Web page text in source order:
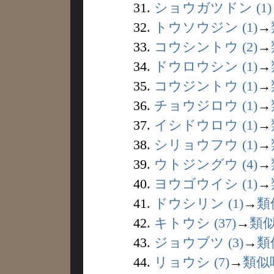
31. ショウガツドン (1)
32.
トウソウジン (1)→
33. コウシントウ (2)→
34.
ドウロウシン (1)→
35. コウジントウ (1)→
36. チョウジロウ (1)→
37. イシドウロウ (1)→
38. シリョウフウ (1)→
39. ウトジングウ (4)→
40. ヨウゴウイシ (1)→
41.
ドウシリン (1)→ 類
42. キトウシ (37)→ 類
43. ジョウブツ (3)→ 類
44. リョウシ (7)→ 類似